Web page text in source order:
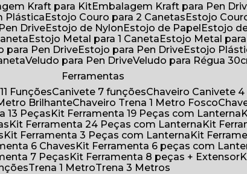
Kraft para Kit
Embalagem Kraft para Pen
Plástica Estojo Couro para 2 Canetas Estojo
Drive Estojo de Nylon Estojo de Papel Estojo
Estojo Metal para 1 Caneta Estojo Metal
para Pen Drive Estojo para Pen Drive Estojo
Veludo para Pen Drive Veludo para Régua
Ferramentas
Funções Canivete 7 funções
Chaveiro Canivete
Brilhante Chaveiro Trena 1 Metro Fosco
13 Peças Kit Ferramenta 19 Peças com Lanterna
Kit Ferramenta 24 Peças com Lanterna
Kit
Kit Ferramenta 3 Peças com Lanterna
Kit
6 Chaves
Kit Ferramenta 6 peças com
7 Peças Kit Ferramenta 8 peças + Extensor
Trena 1 Metro
Trena 3 Metros